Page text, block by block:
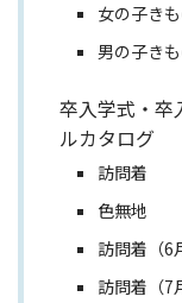
女の子き
男の子き
卒入学式・卒
ルカタログ
訪問着
色無地
訪問着（6
訪問着（7